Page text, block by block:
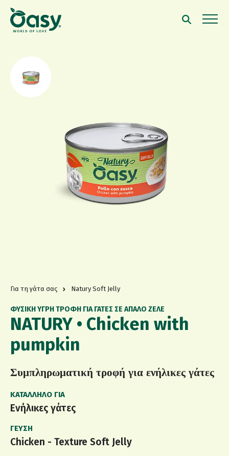
Για τη γάτα σας Natury Soft Jelly
NATURY • Chicken with
pumpkin
ΦΥΣΙΚΗ ΥΓΡΗ ΤΡΟΦΗ ΓΙΑ ΓΑΤΕΣ ΣΕ ΑΠΑΛΟ ΖΕΛΕ
Συμπληρωματική τροφή για ενήλικες γάτες
ΚΑΤΆΛΛΗΛΟ ΓΙΑ
Ενήλικες γάτες
ΓΕΎΣΗ
Chicken - Texture Soft Jelly